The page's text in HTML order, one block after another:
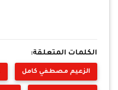
الكلمات المتعلقة:
الزعيم مصطفي كامل